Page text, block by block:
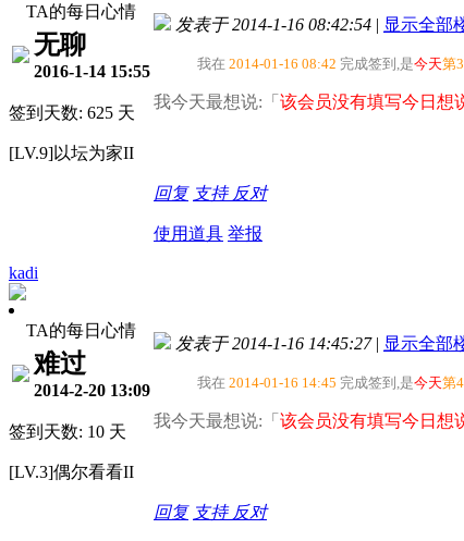
TA的每日心情
无聊
2016-1-14 15:55
签到天数: 625 天
[LV.9]以坛为家II
发表于 2014-1-16 08:42:54 | 显示全部
我在 2014-01-16 08:42 完成签到,是今天第
我今天最想说:「 该会员没有填写今日想
回复 支持 反对
使用道具 举报
kadi
TA的每日心情
难过
2014-2-20 13:09
签到天数: 10 天
[LV.3]偶尔看看II
发表于 2014-1-16 14:45:27 | 显示全部
我在 2014-01-16 14:45 完成签到,是今天第
我今天最想说:「 该会员没有填写今日想
回复 支持 反对